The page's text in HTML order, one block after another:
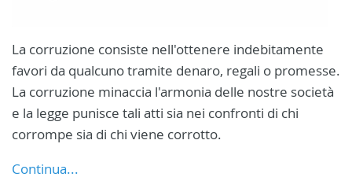
La corruzione consiste nell'ottenere indebitamente
favori da qualcuno tramite denaro, regali o promesse.
La corruzione minaccia l'armonia delle nostre società
e la legge punisce tali atti sia nei confronti di chi
corrompe sia di chi viene corrotto.
Continua...